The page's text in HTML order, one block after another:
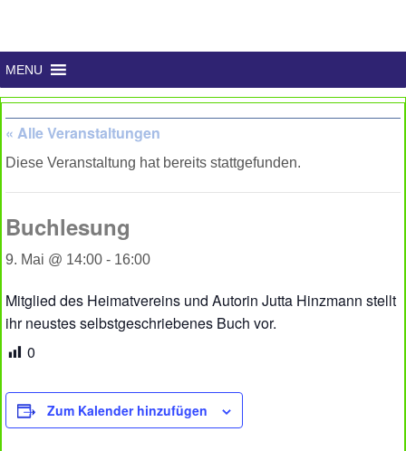
MENU
« Alle Veranstaltungen
Diese Veranstaltung hat bereits stattgefunden.
Buchlesung
9. Mai @ 14:00 - 16:00
Mitglied des Heimatvereins und Autorin Jutta Hinzmann stellt
ihr neustes selbstgeschriebenes Buch vor.
0
Zum Kalender hinzufügen